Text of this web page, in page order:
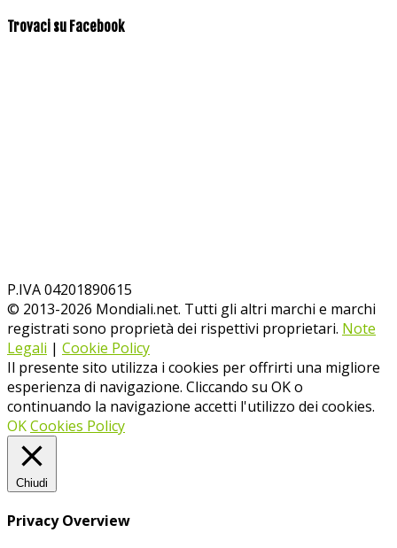
Trovaci su Facebook
P.IVA 04201890615
© 2013-2026 Mondiali.net. Tutti gli altri marchi e marchi
registrati sono proprietà dei rispettivi proprietari. Note
Legali | Cookie Policy
Il presente sito utilizza i cookies per offrirti una migliore
esperienza di navigazione. Cliccando su OK o
continuando la navigazione accetti l'utilizzo dei cookies.
OKCookies Policy
Chiudi
Privacy Overview